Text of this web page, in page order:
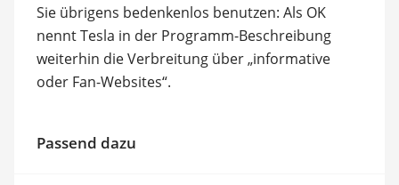
Sie übrigens bedenkenlos benutzen: Als OK
nennt Tesla in der Programm-Beschreibung
weiterhin die Verbreitung über „informative
oder Fan-Websites“.
Passend dazu